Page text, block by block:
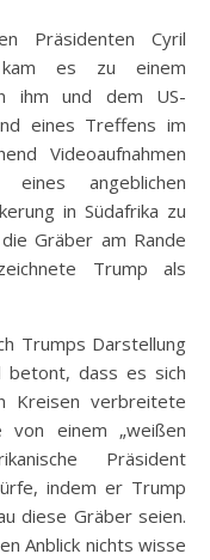
kam es zu einem
ihm und dem US-
eines Treffens im
Videoaufnahmen
angeblichen
in Südafrika zu
Gräber am Rande
Trump als
Trumps Darstellung
betont, dass es sich
Kreisen verbreitete
von einem „weißen
Präsident
indem er Trump
diese Gräber seien.
Anblick nichts wisse